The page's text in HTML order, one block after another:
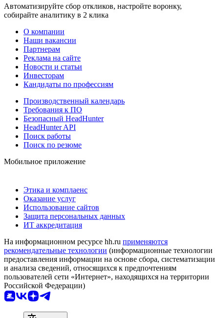
Автоматизируйте сбор откликов, настройте воронку,
собирайте аналитику в 2 клика
О компании
Наши вакансии
Партнерам
Реклама на сайте
Новости и статьи
Инвесторам
Кандидаты по профессиям
Производственный календарь
Требования к ПО
Безопасный HeadHunter
HeadHunter API
Поиск работы
Поиск по резюме
Мобильное приложение
Этика и комплаенс
Оказание услуг
Использование сайтов
Защита персональных данных
ИТ аккредитация
На информационном ресурсе hh.ru применяются
рекомендательные технологии (информационные технологии
предоставления информации на основе сбора, систематизации
и анализа сведений, относящихся к предпочтениям
пользователей сети «Интернет», находящихся на территории
Российской Федерации)